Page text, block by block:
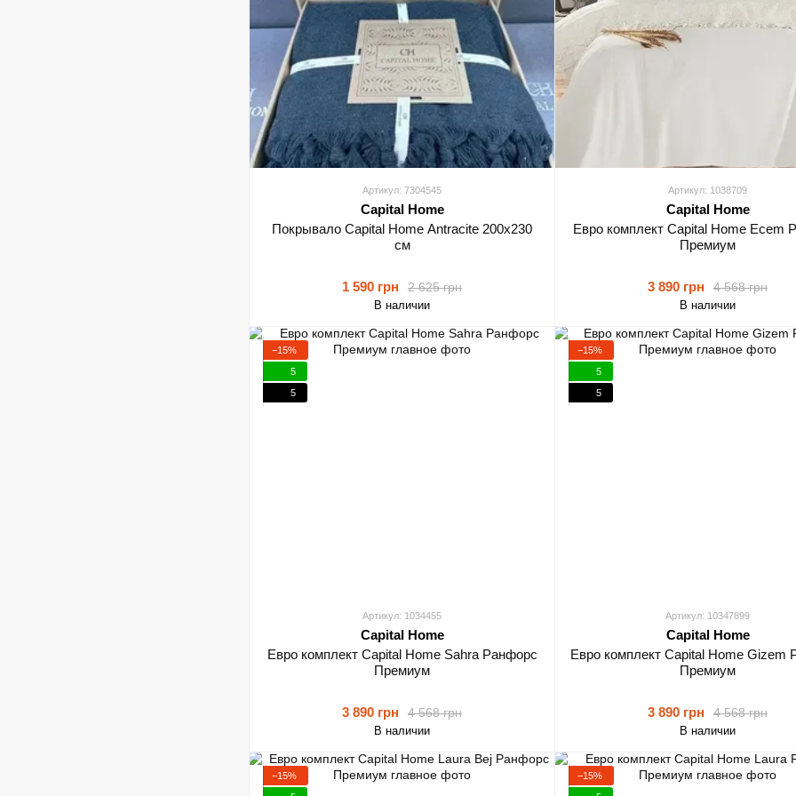
Артикул: 7304545
Capital Home
Покрывало Capital Home Antracite 200х230
см
2 625 грн
1 590 грн
В наличии
Артикул: 1038709
Capital Home
Евро комплект Capital Home Ecem
Премиум
4 568 грн
3 890 грн
В наличии
−15%
5
5
Артикул: 1034455
Capital Home
Евро комплект Capital Home Sahra Ранфорс
Премиум
4 568 грн
3 890 грн
В наличии
−15%
5
5
Артикул: 10347899
Capital Home
Евро комплект Capital Home Gizem
Премиум
4 568 грн
3 890 грн
В наличии
−15%
−15%